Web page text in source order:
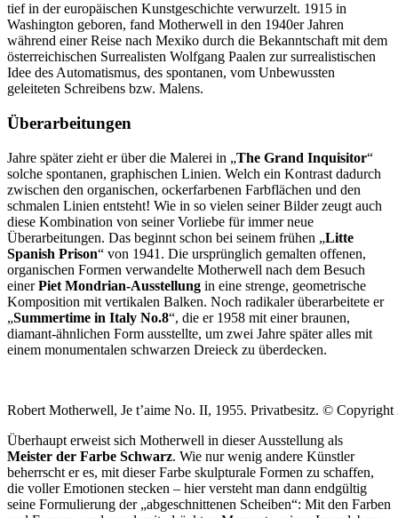
tief in der europäischen Kunstgeschichte verwurzelt. 1915 in
Washington geboren, fand Motherwell in den 1940er Jahren
während einer Reise nach Mexiko durch die Bekanntschaft mit dem
österreichischen Surrealisten Wolfgang Paalen zur surrealistischen
Idee des Automatismus, des spontanen, vom Unbewussten
geleiteten Schreibens bzw. Malens.
Überarbeitungen
Jahre später zieht er über die Malerei in „The Grand Inquisitor“
solche spontanen, graphischen Linien. Welch ein Kontrast dadurch
zwischen den organischen, ockerfarbenen Farbflächen und den
schmalen Linien entsteht! Wie in so vielen seiner Bilder zeugt auch
diese Kombination von seiner Vorliebe für immer neue
Überarbeitungen. Das beginnt schon bei seinem frühen „Litte
Spanish Prison“ von 1941. Die ursprünglich gemalten offenen,
organischen Formen verwandelte Motherwell nach dem Besuch
einerPiet Mondrian-Ausstellung in eine strenge, geometrische
Komposition mit vertikalen Balken. Noch radikaler überarbeitete er
„Summertime in Italy No.8“, die er 1958 mit einer braunen,
diamant-ähnlichen Form ausstellte, um zwei Jahre später alles mit
einem monumentalen schwarzen Dreieck zu überdecken.
Robert Motherwell, Je t’aime No. II, 1955. Privatbesitz. ©
Überhaupt erweist sich Motherwell in dieser Ausstellung als
Meister der Farbe Schwarz. Wie nur wenig andere Künstler
beherrscht er es, mit dieser Farbe skulpturale Formen zu schaffen,
die voller Emotionen stecken – hier versteht man dann endgültig
seine Formulierung der „abgeschnittenen Scheiben“: Mit den Farben